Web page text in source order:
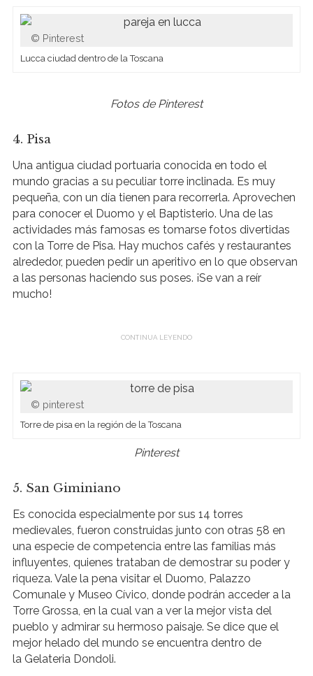
Pinterest
Lucca ciudad dentro de la Toscana
Fotos de Pinterest
4. Pisa
Una antigua ciudad portuaria conocida en todo el
mundo gracias a su peculiar torre inclinada. Es muy
pequeña, con un día tienen para recorrerla. Aprovechen
para conocer el Duomo y el Baptisterio. Una de las
actividades más famosas es tomarse fotos divertidas
con la Torre de Pisa. Hay muchos cafés y restaurantes
alrededor, pueden pedir un aperitivo en lo que observan
a las personas haciendo sus poses. ¡Se van a reír
mucho!
pinterest
Torre de pisa en la región de la Toscana
Pinterest
5. San Giminiano
Es conocida especialmente por sus 14 torres
medievales, fueron construidas junto con otras 58 en
una especie de competencia entre las familias más
influyentes, quienes trataban de demostrar su poder y
riqueza. Vale la pena visitar el Duomo, Palazzo
Comunale y Museo Cívico, donde podrán acceder a la
Torre Grossa, en la cual van a ver la mejor vista del
pueblo y admirar su hermoso paisaje. Se dice que el
mejor helado del mundo se encuentra dentro de
la Gelateria Dondoli.